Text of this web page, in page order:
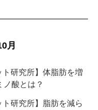
月
ト研究所】体脂肪を増
酸とは？
ト研究所】脂肪を減ら